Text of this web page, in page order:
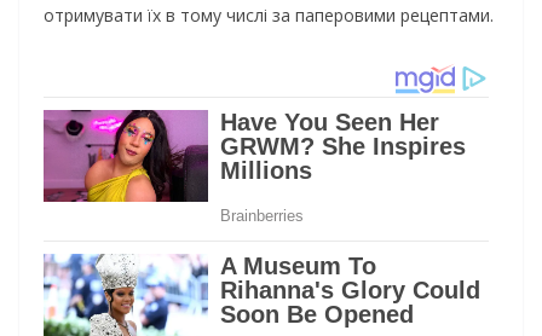
отримувати їх в тому числі за паперовими рецептами.